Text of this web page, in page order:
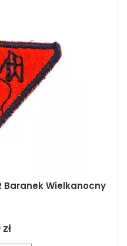
Baranek Wielkanocny